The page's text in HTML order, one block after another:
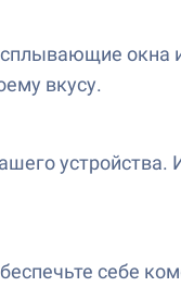
окна
вкусу.
устройства.
себе